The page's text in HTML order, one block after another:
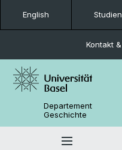
English
Kontakt
Departement
Geschichte